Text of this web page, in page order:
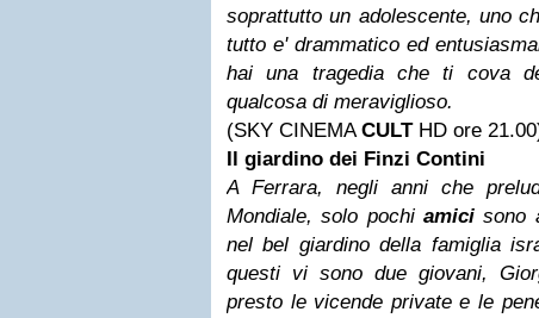
soprattutto un adolescente, uno
tutto e' drammatico ed
hai una tragedia che ti cova
qualcosa di meraviglioso.
(SKY CINEMACULTHD ore
Il giardino dei Finzi Contini
A Ferrara, negli anni che
Mondiale, solo pochi amici sono
nel bel giardino della famiglia
questi vi sono due giovani,
presto le vicende private e le